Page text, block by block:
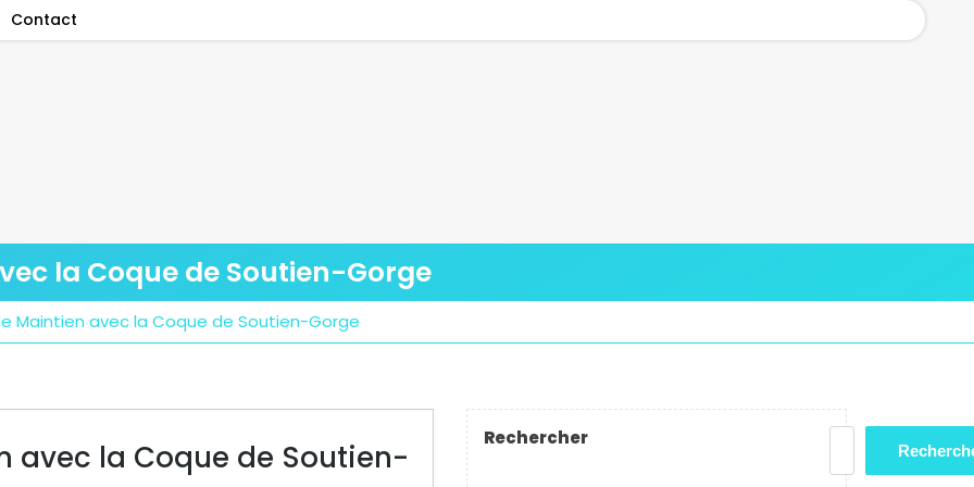
Contact
la Coque de Soutien-Gorge
Maintien avec la Coque de Soutien-Gorge
avec la Coque de Soutien-
Rechercher